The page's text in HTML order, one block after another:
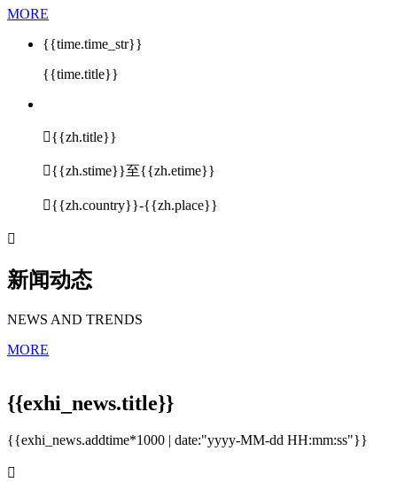
MORE
{{time.time_str}}
{{time.title}}
{{zh.title}}
{{zh.stime}}至{{zh.etime}}
{{zh.country}}-{{zh.place}}

新闻动态
NEWS AND TRENDS
MORE
{{exhi_news.title}}
{{exhi_news.addtime*1000 | date:"yyyy-MM-dd HH:mm:ss"}}
